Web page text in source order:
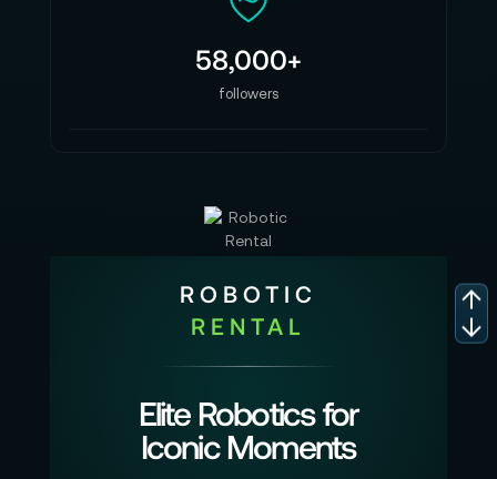
58,000+
followers
ROBOTIC
RENTAL
Elite Robotics for
Iconic Moments